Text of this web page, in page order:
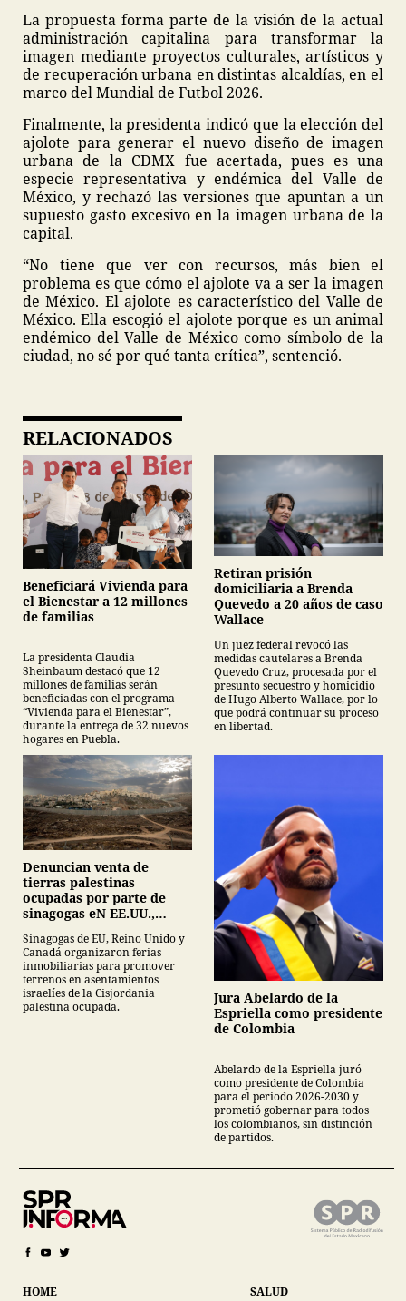
La propuesta forma parte de la visión de la actual
administración capitalina para transformar la
imagen mediante proyectos culturales, artísticos y
de recuperación urbana en distintas alcaldías, en el
marco del Mundial de Futbol 2026.
Finalmente, la presidenta indicó que la elección del
ajolote para generar el nuevo diseño de imagen
urbana de la CDMX fue acertada, pues es una
especie representativa y endémica del Valle de
México, y rechazó las versiones que apuntan a un
supuesto gasto excesivo en la imagen urbana de la
capital.
“No tiene que ver con recursos, más bien el
problema es que cómo el ajolote va a ser la imagen
de México. El ajolote es característico del Valle de
México. Ella escogió el ajolote porque es un animal
endémico del Valle de México como símbolo de la
ciudad, no sé por qué tanta crítica”, sentenció.
RELACIONADOS
Beneficiará Vivienda para
el Bienestar a 12 millones
de familias
La presidenta Claudia
Sheinbaum destacó que 12
millones de familias serán
beneficiadas con el programa
“Vivienda para el Bienestar”,
durante la entrega de 32 nuevos
hogares en Puebla.
Retiran prisión
domiciliaria a Brenda
Quevedo a 20 años de caso
Wallace
Un juez federal revocó las
medidas cautelares a Brenda
Quevedo Cruz, procesada por el
presunto secuestro y homicidio
de Hugo Alberto Wallace, por lo
que podrá continuar su proceso
en libertad.
Denuncian venta de
tierras palestinas
ocupadas por parte de
sinagogas eN EE.UU.,
Sinagogas de EU, Reino Unido y
Canadá organizaron ferias
inmobiliarias para promover
terrenos en asentamientos
israelíes de la Cisjordania
palestina ocupada.
Jura Abelardo de la
Espriella como presidente
de Colombia
Abelardo de la Espriella juró
como presidente de Colombia
para el periodo 2026-2030 y
prometió gobernar para todos
los colombianos, sin distinción
de partidos.
HOME SALUD